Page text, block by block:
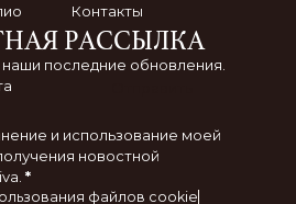
Контакты
РАССЫЛКА
последние обновления.
и использование моей
новостной
*
файлов cookie